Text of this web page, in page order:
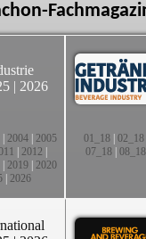
| 2026
2004 2005
2012
2019 2020
| 2026
01_18| 02_18
07_18 08_18